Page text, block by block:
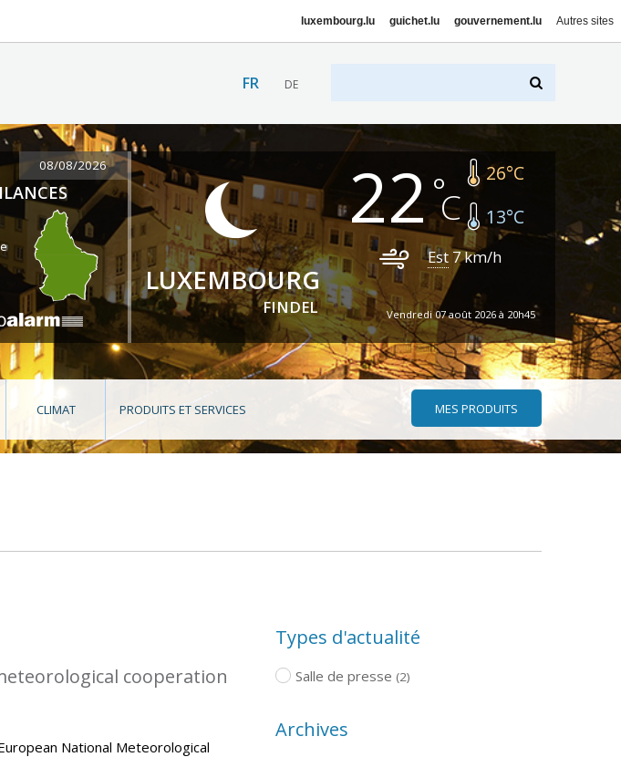
luxembourg.lu guichet.lu gouvernement.lu Autres sites
FR DE
08/08/2026
LUXEMBOURG
FINDEL
22 26°C
13°C
Est 7km/h
Vendredi 07 août 2026 à 20h45
CLIMAT PRODUITS ET SERVICES MES PRODUITS
cooperation
National Meteorological
Types d'actualité
Salle de presse (2)
Archives